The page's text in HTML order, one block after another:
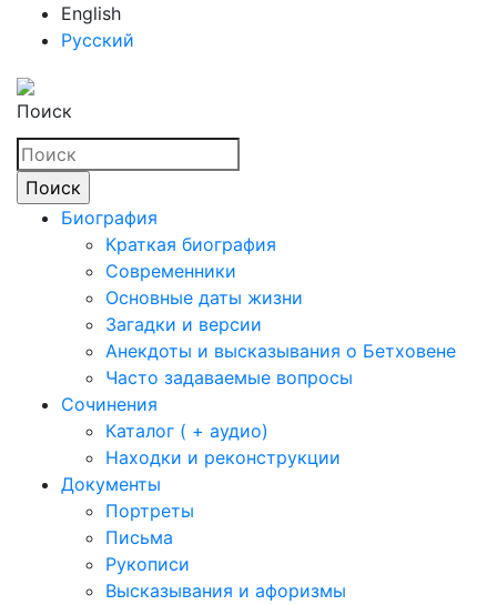
English
Русский
Поиск
Биография
Краткая биография
Современники
Основные даты жизни
Загадки и версии
Анекдоты и высказывания о Бетховене
Часто задаваемые вопросы
Сочинения
Каталог ( + аудио)
Находки и реконструкции
Документы
Портреты
Письма
Рукописи
Высказывания и афоризмы